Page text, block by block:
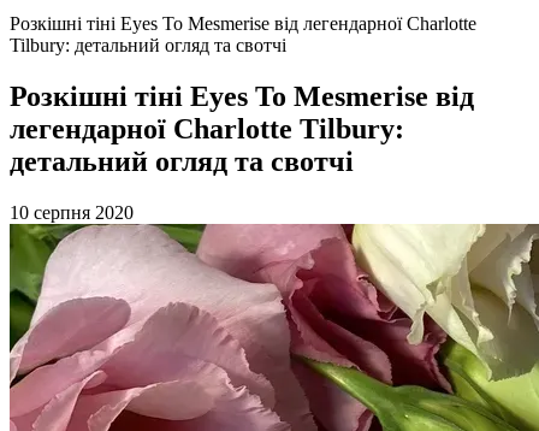
Розкішні тіні Eyes To Mesmerise від легендарної Charlotte
Tilbury: детальний огляд та свотчі
Розкішні тіні Eyes To Mesmerise від
легендарної Charlotte Tilbury:
детальний огляд та свотчі
10 серпня 2020